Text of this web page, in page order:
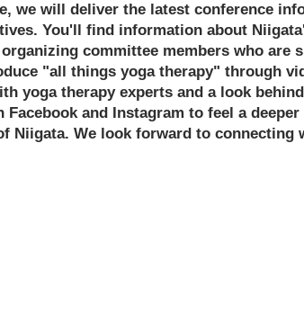
we will deliver the latest conference
You'll find information about
committee members who are
"all things yoga therapy" through
yoga therapy experts and a look
and Instagram to feel a
Niigata. We look forward to connecting